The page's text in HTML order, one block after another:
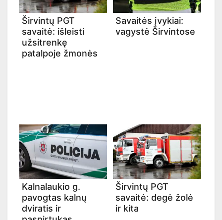
Širvintų PGT
savaitė: išleisti
užsitrenkę
patalpoje žmonės
Savaitės įvykiai:
vagystė Širvintose
Kalnalaukio g.
pavogtas kalnų
dviratis ir
Širvintų PGT
savaitė: degė žolė
ir kita